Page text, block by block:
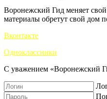
Воронежский Гид меняет
материалы обретут свой дом
Вконтакте
Одноклассники
С уважением «Воронежский